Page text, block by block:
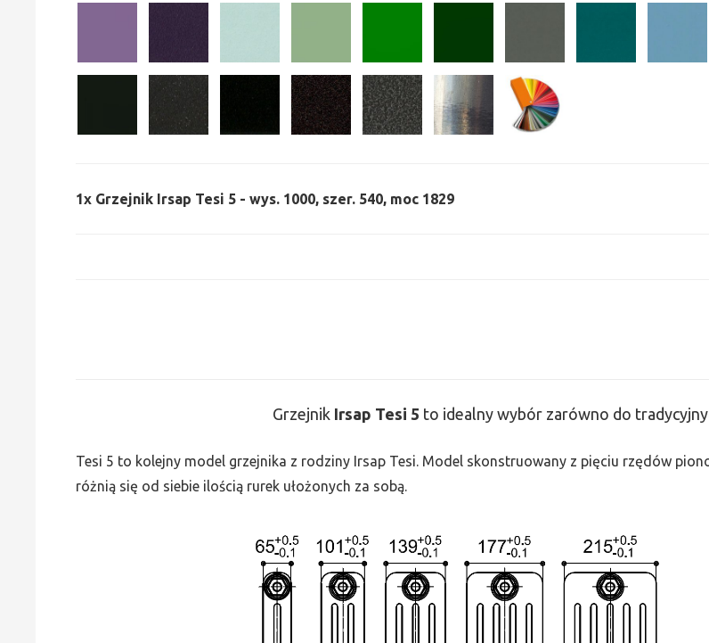
1x Grzejnik Irsap Tesi 5 - wys. 1000, szer. 540, moc 1829
Grzejnik Irsap Tesi 5 to idealny wybór zarówno do
Tesi 5 to kolejny model grzejnika z rodziny Irsap Tesi. Model skonstruowany z pięciu rzędów
różnią się od siebie ilością rurek ułożonych za sobą.